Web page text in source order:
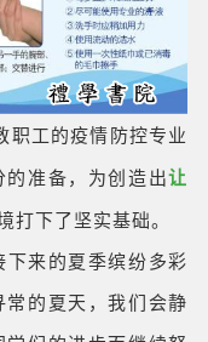
工的疫情防控专业
的准备，为创造出让
打下了坚实基础。
来的夏季缤纷多彩
的夏天，我们会静